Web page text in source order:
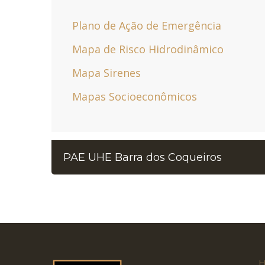
Plano de Ação de Emergência
Mapa de Risco Hidrodinâmico
Mapa Sirenes
Mapas Socioeconômicos
PAE UHE Barra dos Coqueiros